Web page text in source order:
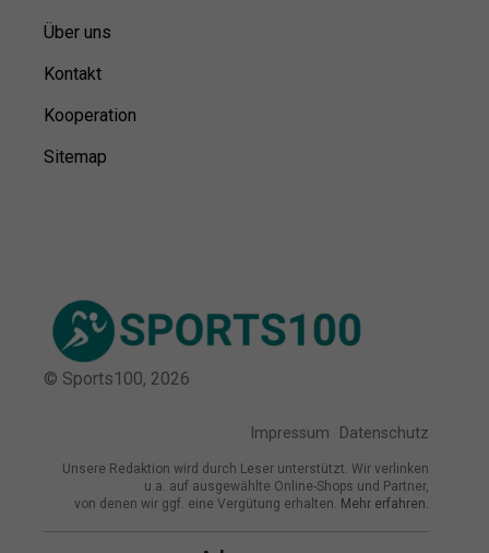
Über uns
Kontakt
Kooperation
Sitemap
© Sports100, 2026
Impressum Datenschutz
Unsere Redaktion wird durch Leser unterstützt. Wir verlinken
u.a. auf ausgewählte Online-Shops und Partner,
von denen wir ggf. eine Vergütung erhalten. Mehr erfahren.